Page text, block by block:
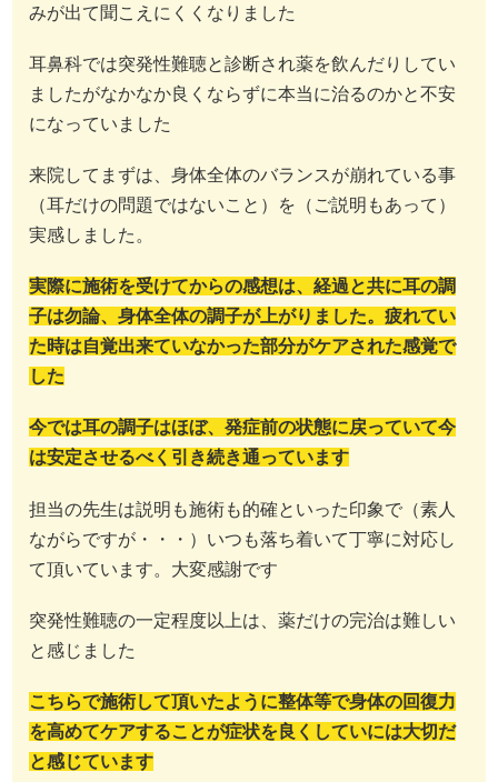
みが出て聞こえにくくなりました
耳鼻科では突発性難聴と診断され薬を飲んだりしてい
ましたがなかなか良くならずに本当に治るのかと不安
になっていました
来院してまずは、身体全体のバランスが崩れている事
（耳だけの問題ではないこと）を（ご説明もあって）
実感しました。
実際に施術を受けてからの感想は、経過と共に耳の調
子は勿論、身体全体の調子が上がりました。疲れてい
た時は自覚出来ていなかった部分がケアされた感覚で
した
今では耳の調子はほぼ、発症前の状態に戻っていて今
は安定させるべく引き続き通っています
担当の先生は説明も施術も的確といった印象で（素人
ながらですが・・・）いつも落ち着いて丁寧に対応し
て頂いています。大変感謝です
突発性難聴の一定程度以上は、薬だけの完治は難しい
と感じました
こちらで施術して頂いたように整体等で身体の回復力
を高めてケアすることが症状を良くしていには大切だ
と感じています